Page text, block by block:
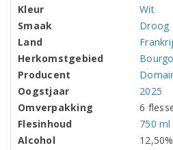
Kleur
Wit
Smaak
Droog
Land
Herkomstgebied
Producent
Oogstjaar
2025
Omverpakking
6
Flesinhoud
750 ml
Alcohol
12,50%